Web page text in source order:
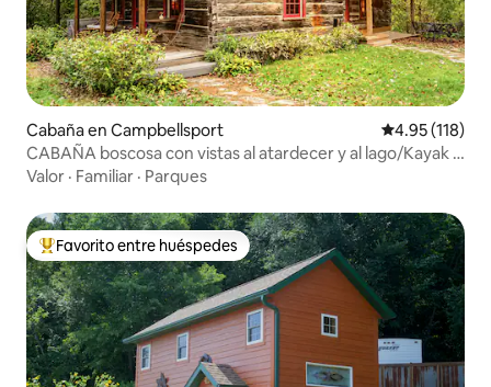
Cabaña en Campbellsport Calificación
4.95 (118)
CABAÑA boscosa con vistas al atardecer y al lago/Kayak a
Tiki Bar
Valor · Familiar · Parques
De los mejores en Favorito entre huéspedes
Favorito entre huéspedes